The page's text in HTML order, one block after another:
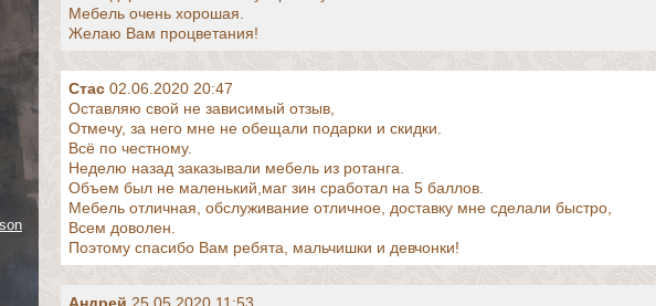
Мебель очень хорошая.
Желаю Вам процветания!
Стас 02.06.2020 20:47
Оставляю свой не зависимый отзыв,
Отмечу, за него мне не обещали подарки и скидки.
Всё по честному.
Неделю назад заказывали мебель из ротанга.
Объем был не маленький,маг зин сработал на 5 баллов.
Мебель отличная, обслуживание отличное, доставку мне сделали быстро,
Всем доволен.
Поэтому спасибо Вам ребята, мальчишки и девчонки!